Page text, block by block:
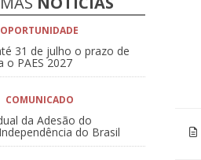
OPORTUNIDADE
31 de julho o prazo de
o PAES 2027
COMUNICADO
da Adesão do
do Brasil